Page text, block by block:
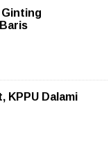
Ginting
KPPU Dalami